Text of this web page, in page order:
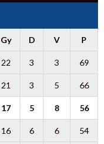
Gy D V P
22 3 3 69
21 3 5 66
17 5 8 56
16 6 6 54